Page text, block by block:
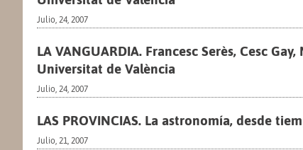
Julio, 24, 2007
LA VANGUARDIA. Francesc Serès, Cesc
Universitat de València
Julio, 24, 2007
LAS PROVINCIAS. La astronomía, desde
Julio, 21, 2007